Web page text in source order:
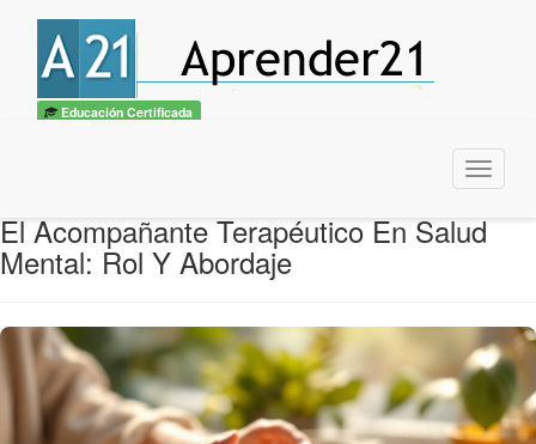
Educación Certificada
Menu
El Acompañante Terapéutico En Salud
Mental: Rol Y Abordaje